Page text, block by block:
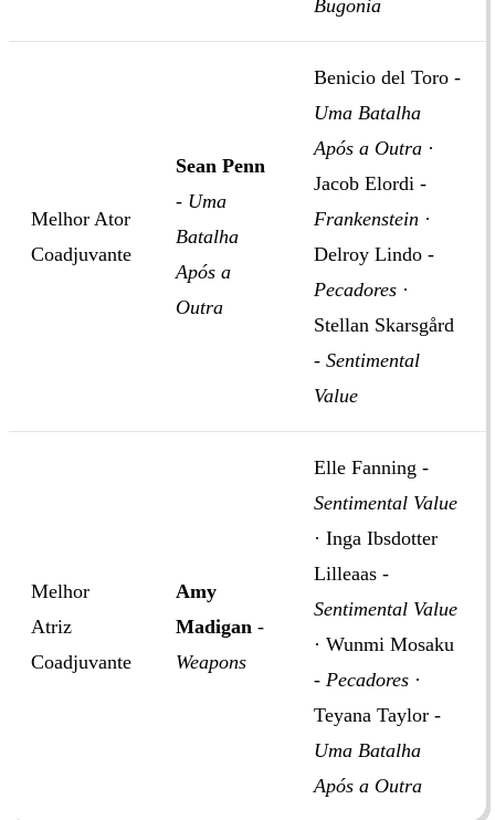
Bugonia
Melhor Ator
Coadjuvante
Sean Penn
- Uma
Batalha
Após a
Outra
Benicio del Toro -
Uma Batalha
Após a Outra ·
Jacob Elordi -
Frankenstein ·
Delroy Lindo -
Pecadores ·
Stellan Skarsgård
- Sentimental
Value
Melhor
Atriz
Coadjuvante
Amy
Madigan -
Weapons
Elle Fanning -
Sentimental Value
· Inga Ibsdotter
Lilleaas -
Sentimental Value
· Wunmi Mosaku
- Pecadores ·
Teyana Taylor -
Uma Batalha
Após a Outra